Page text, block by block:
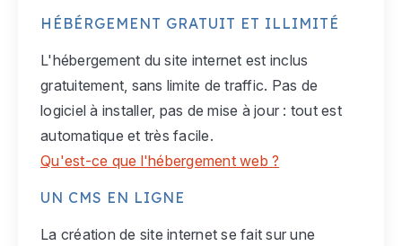
HÉBÉRGEMENT GRATUIT ET ILLIMITÉ
L'hébergement du site internet est inclus
gratuitement, sans limite de traffic. Pas de
logiciel à installer, pas de mise à jour : tout est
automatique et très facile.
Qu'est-ce que l'hébergement web ?
UN CMS EN LIGNE
La création de site internet se fait sur une